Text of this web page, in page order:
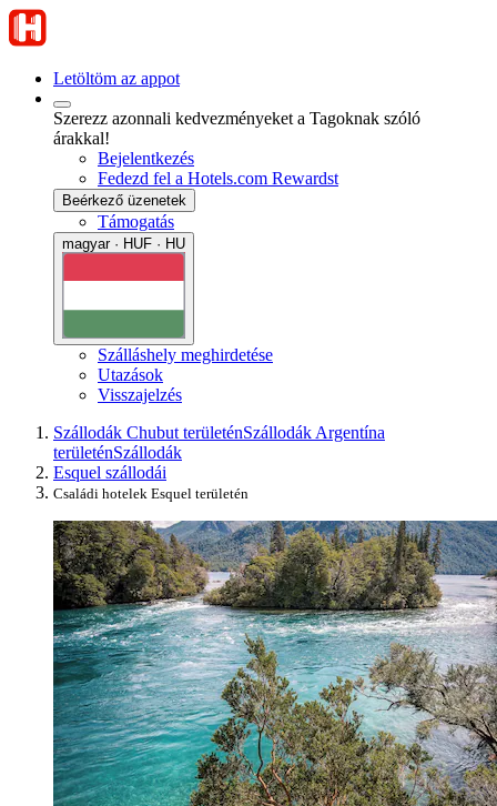
Letöltöm az appot
Szerezz azonnali kedvezményeket a Tagoknak szóló
árakkal!
Bejelentkezés
Fedezd fel a Hotels.com Rewardst
Beérkező üzenetek
Támogatás
magyar · HUF · HU
Szálláshely meghirdetése
Utazások
Visszajelzés
Szállodák Chubut területénSzállodák Argentína
területénSzállodák
Esquel szállodái
Családi hotelek Esquel területén